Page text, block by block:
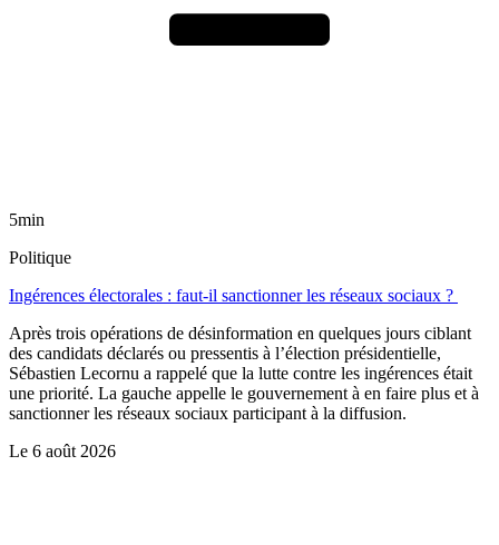
5min
Politique
Ingérences électorales : faut-il sanctionner les réseaux sociaux ?
Après trois opérations de désinformation en quelques jours ciblant
des candidats déclarés ou pressentis à l’élection présidentielle,
Sébastien Lecornu a rappelé que la lutte contre les ingérences était
une priorité. La gauche appelle le gouvernement à en faire plus et à
sanctionner les réseaux sociaux participant à la diffusion.
Le 6 août 2026